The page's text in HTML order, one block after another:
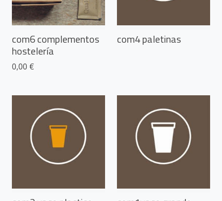
com6 complementos
hostelería
0,00 €
com4 paletinas